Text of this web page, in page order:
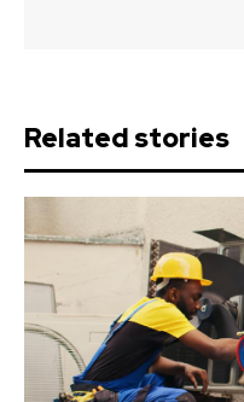
Related stories